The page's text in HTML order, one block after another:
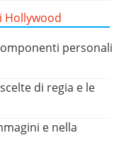
Hollywood
personali
di regia e le
e nella